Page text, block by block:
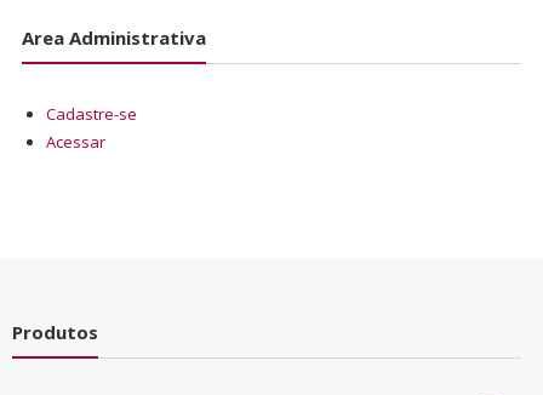
Area Administrativa
Cadastre-se
Acessar
Produtos